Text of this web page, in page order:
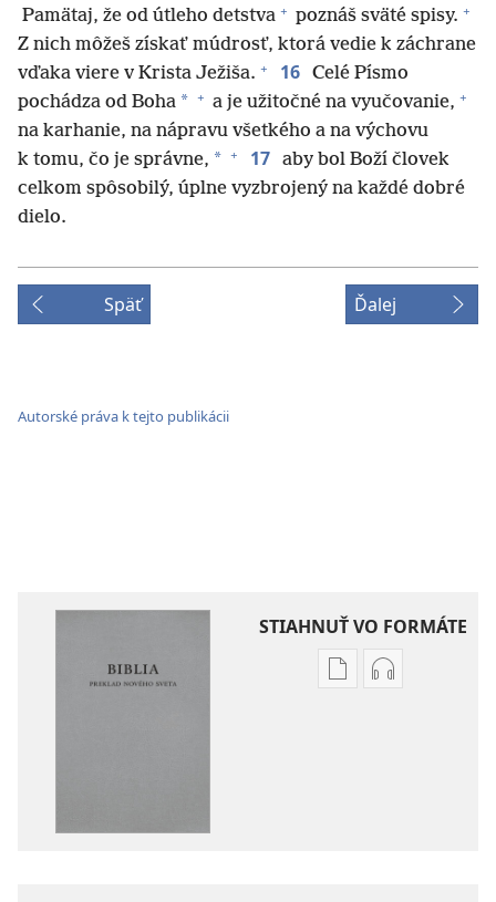
Pamätaj, že od útleho detstva + poznáš sväté spisy. +
Z nich môžeš získať múdrosť, ktorá vedie k záchrane
vďaka viere v Krista Ježiša. + 16 Celé Písmo
pochádza od Boha * + a je užitočné na vyučovanie, +
na karhanie, na nápravu všetkého a na výchovu
k tomu, čo je správne, * + 17 aby bol Boží človek
celkom spôsobilý, úplne vyzbrojený na každé dobré
dielo.
Späť Ďalej
Autorské práva k tejto publikácii
STIAHNUŤ VO FORMÁTE
MožnostiMožnosti